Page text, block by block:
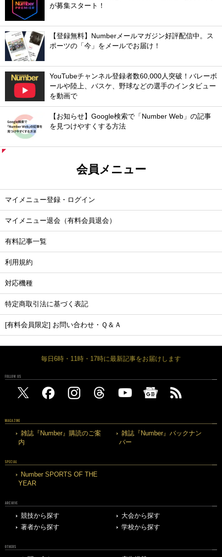
が募集スタート！
【登録無料】Numberメールマガジン好評配信中。ス
ポーツの「今」をメールでお届け！
YouTubeチャンネル登録者数60,000人突破！バレーボ
ールや陸上、バスケ、野球などの選手のインタビュー
を動画で
【お知らせ】Google検索で「Number Web」の記事
を見つけやすくする方法
会員メニュー
マイメニュー登録・ログイン
マイメニュー退会（有料会員退会）
有料記事一覧
利用規約
対応機種
特定商取引法に基づく表記
[有料会員限定] お問い合わせ・Ｑ＆Ａ
毎日6時・11時・17時に最新記事をお届けします
FOLLOW US
MAGAZINE
雑誌『Number』購読のご案
内
雑誌『Number』バックナン
バー
SPECIAL
Number SPORTS OF THE
YEAR
ARCHIVE
競技から探す
大会から探す
著者から探す
学校から探す
OTHERS